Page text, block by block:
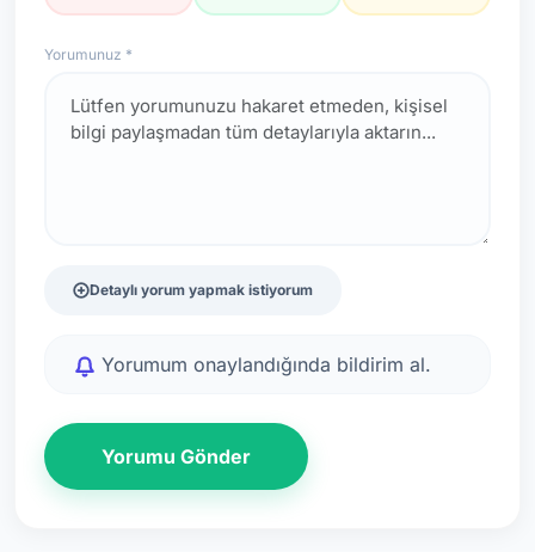
Yorumunuz *
Detaylı yorum yapmak istiyorum
Yorumum onaylandığında bildirim al.
Yorumu Gönder